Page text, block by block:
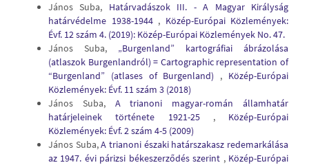
János Suba, Határvadászok III. - A Magyar Királyság
határvédelme 1938-1944 , Közép-Európai Közlemények:
Évf. 12 szám 4. (2019): Közép-Európai Közlemények No. 47.
János Suba, „Burgenland” kartográfiai ábrázolása
(atlaszok Burgenlandról) = Cartographic representation of
“Burgenland” (atlases of Burgenland) , Közép-Európai
Közlemények: Évf. 11 szám 3 (2018)
János Suba, A trianoni magyar-román államhatár
határjeleinek története 1921-25 , Közép-Európai
Közlemények: Évf. 2 szám 4-5 (2009)
János Suba,A trianoni északi határszakasz redemarkálása
az 1947. évi párizsi békeszerződés szerint , Közép-Európai